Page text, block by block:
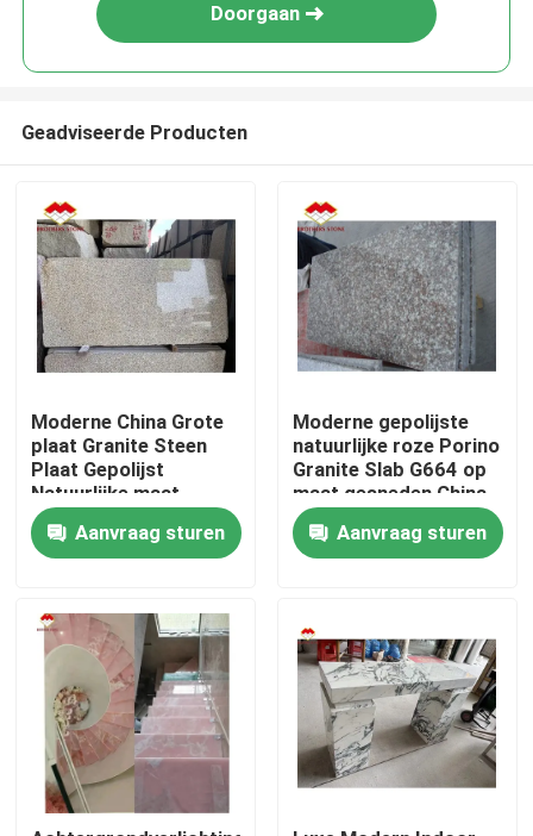
Thuis
Producten
Over ons
Doorgaan
Geadviseerde Producten
Moderne China Grote
plaat Granite Steen
Plaat Gepolijst
Natuurlijke maat
Chinese Roze Porno
Roze Granit Plaat
Aanvraag sturen
Moderne gepolijste
natuurlijke roze Porino
Granite Slab G664 op
maat gesneden China
Roze Porno Rosa
prijzenAanvraag sturen